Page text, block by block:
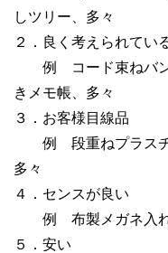
しツリー、多々
２．良く考えられてい
例 コード束ねバン
きメモ帳、多々
３．お客様目線品
例 段重ねプラスチ
多々
４．センスが良い
例 布製メガネ入れ
５．安い